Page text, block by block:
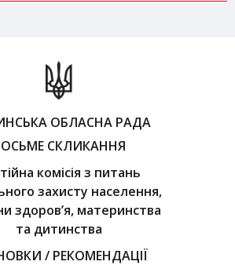
ОБЛАСНА РАДА
СКЛИКАННЯ
комісія з питань
захисту населення,
здоров’я, материнства
та дитинства
/ РЕКОМЕНДАЦІЇ